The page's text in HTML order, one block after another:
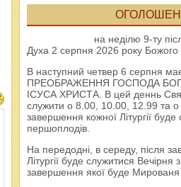
на неділю 9-ту
Духа 2 серпня 2026 року Божого
В наступний четвер 6 серпня
ПРЕОБРАЖЕННЯ ГОСПОДА
ІСУСА ХРИСТА. В цей деннь
служити о 8.00, 10.00, 12.99 та о
завершення кожної Літургії буде
першоплодів.
На передодні, в середу, після
Літургії буде служитися Вечірня
завершення якої буде Мированя